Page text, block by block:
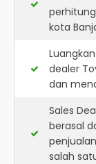
kota
dealer
dan
Sales
berasal
salah